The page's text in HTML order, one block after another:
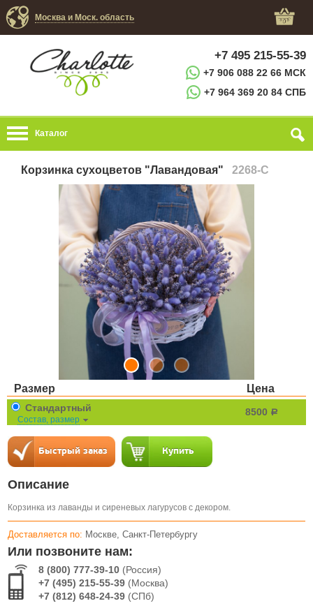
Москва и Моск. область
+7 495 215-55-39
+7 906 088 22 66 МСК
+7 964 369 20 84 СПБ
Каталог
Корзинка сухоцветов "Лавандовая" 2268-C
Размер Цена
Стандартный
Состав, размер
8500 a
Описание
Корзинка из лаванды и сиреневых лагурусов с декором.
Доставляется по: Москве, Санкт-Петербургу
Или позвоните нам:
8 (800) 777-39-10 (Россия)
+7 (495) 215-55-39 (Москва)
+7 (812) 648-24-39 (СПб)